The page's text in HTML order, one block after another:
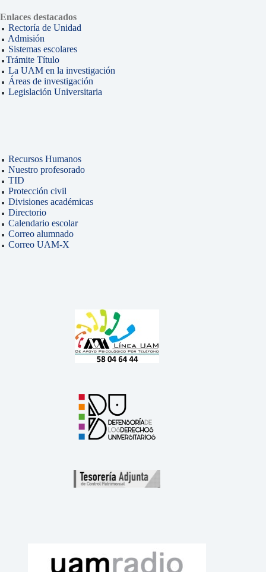
Enlaces destacados
Rectoría de Unidad
Admisión
Sistemas escolares
Trámite Título
La UAM en la investigación
Áreas de investigación
Legislación Universitaria
Recursos Humanos
Nuestro profesorado
TID
Protección civil
Divisiones académicas
Directorio
Calendario escolar
Correo alumnado
Correo UAM-X